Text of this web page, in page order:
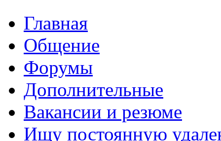
Главная
Общение
Форумы
Дополнительные
Вакансии и резюме
Ищу постоянную